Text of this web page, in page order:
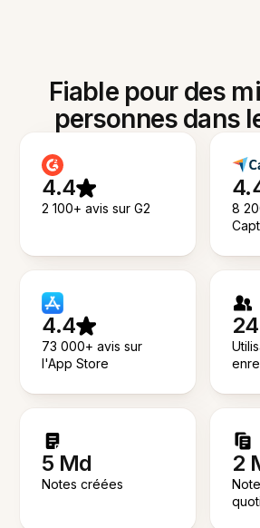
Fiable pour des
personnes dans
4.4
2 100+ avis sur G2
8
4.4
73 000+ avis sur
l'App Store
5 Md
Notes créées
2